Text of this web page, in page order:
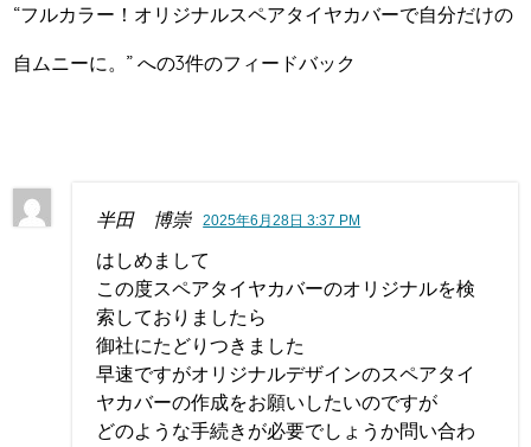
“フルカラー！オリジナルスペアタイヤカバーで自分だけの
自ムニーに。” への3件のフィードバック
半田 博崇 2025年6月28日 3:37 PM
はしめまして
この度スペアタイヤカバーのオリジナルを検
索しておりましたら
御社にたどりつきました
早速ですがオリジナルデザインのスペアタイ
ヤカバーの作成をお願いしたいのですが
どのような手続きが必要でしょうか問い合わ